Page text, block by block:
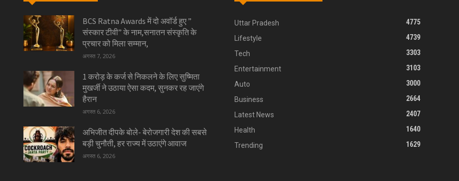
BCS Ratna Awards में दो अवॉर्ड हुए ”
संस्कार टीवी” के नाम,सनातन संस्कृति के
प्रचार को मिला सम्मान,
अगस्त 7, 2026
1 करोड़ के कर्ज से निकलने के लिए सुष्मिता
मुखर्जी ने उठाया ऐसा कदम, सुनकर रह जाएंगे
हैरान
अगस्त 6, 2026
अभिजीत दीपके बोले- बेरोजगारी देश की सबसे
बड़ी चुनौती, हर राज्य में उठाएंगे आवाज
अगस्त 6, 2026
Uttar Pradesh
4775
Lifestyle
4739
Tech
3303
Entertainment
3103
Auto
3000
Business
2664
Latest News
2407
Health
1640
Trending
1629